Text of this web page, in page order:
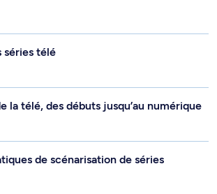
séries télé
la télé, des débuts jusqu’au numérique
de scénarisation de séries